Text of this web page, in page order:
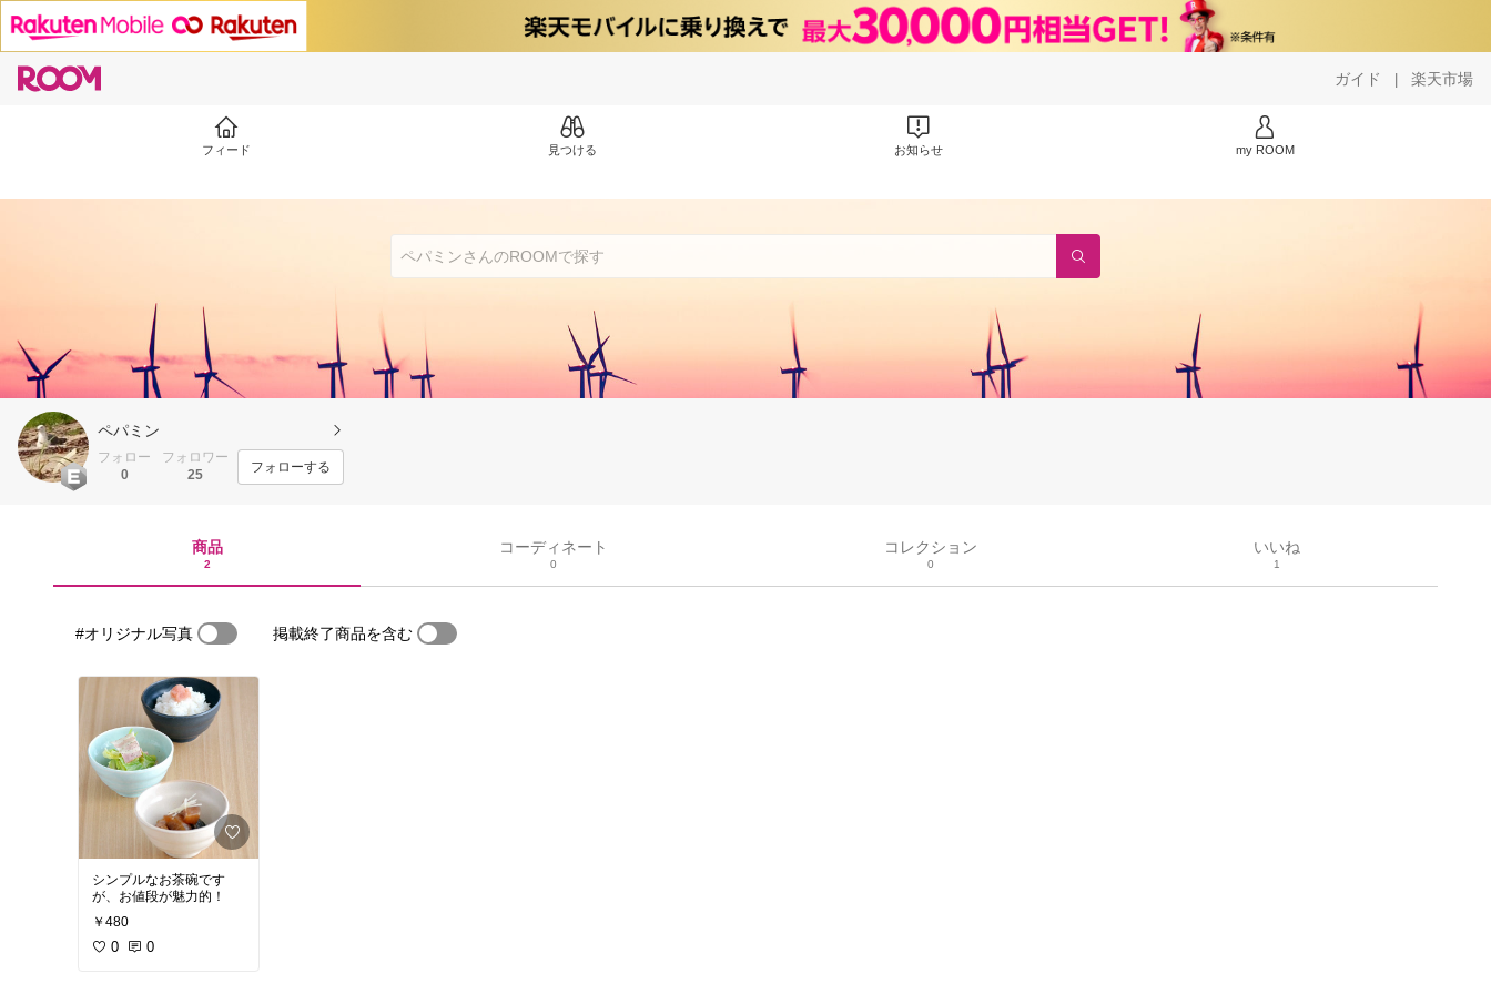
ガイド | 楽天市場
フィード 見つける お知らせ my ROOM
ペパミン
フォロー
0
フォロワー
25
フォローする
商品
2
コーディネート
0
コレクション
0
いいね
1
#オリジナル写真 掲載終了商品を含む
シンプルなお茶碗です
が、お値段が魅力的！
￥480
0 0